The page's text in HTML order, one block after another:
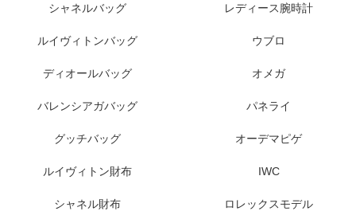
シャネルバッグ
ルイヴィトンバッグ
ディオールバッグ
バレンシアガバッグ
グッチバッグ
ルイヴィトン財布
シャネル財布
レディース腕時計
ウブロ
オメガ
パネライ
オーデマピゲ
IWC
ロレックスモデル